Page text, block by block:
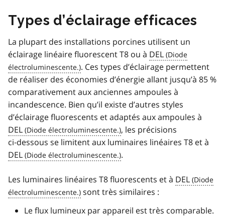
Types d’éclairage efficaces
La plupart des installations porcines utilisent un
éclairage linéaire fluorescent T8 ou à DEL
. Ces types d’éclairage permettent
de réaliser des économies d’énergie allant jusqu’à 85 %
comparativement aux anciennes ampoules à
incandescence. Bien qu’il existe d’autres styles
d’éclairage fluorescents et adaptés aux ampoules à
DEL
, les précisions
ci‑dessous se limitent aux luminaires linéaires T8 et à
DEL
.
Les luminaires linéaires T8 fluorescents et à DEL
sont très similaires :
Le flux lumineux par appareil est très comparable.